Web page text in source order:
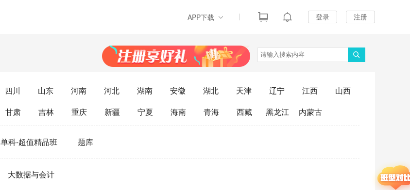
登录 注册
APP下载
四川 山东 河南 河北 湖南 安徽 湖北 天津 辽宁 江西
山西
甘肃 吉林 重庆 新疆 宁夏 海南 青海 西藏 黑龙江 内蒙古
单科-超值精品班 题库
大数据与会计